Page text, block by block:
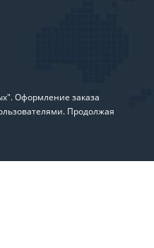
Оформление заказа
Продолжая